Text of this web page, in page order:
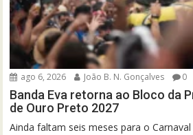
ago 6, 2026 João B. N. Gonçalves 0
Banda Eva retorna ao Bloco da
de Ouro Preto 2027
Ainda faltam seis meses para o